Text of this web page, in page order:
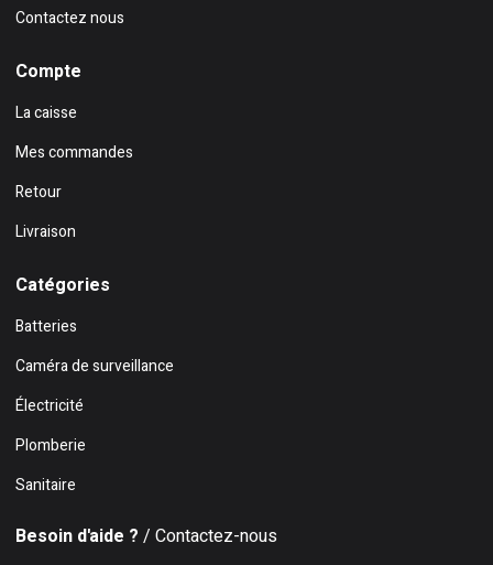
Contactez nous
Compte
La caisse
Mes commandes
Retour
Livraison
Catégories
Batteries
Caméra de surveillance
Électricité
Plomberie
Sanitaire
Besoin d'aide ? / Contactez-nous